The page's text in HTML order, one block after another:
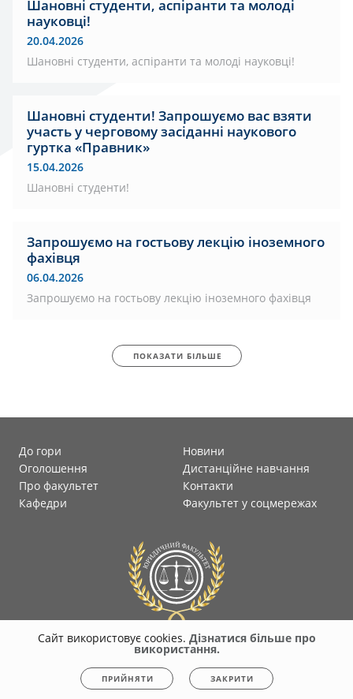
Шановні студенти, аспіранти та молоді
науковці!
20.04.2026
Шановні студенти, аспіранти та молоді науковці!
Шановні студенти! Запрошуємо вас взяти
участь у черговому засіданні наукового
гуртка «Правник»
15.04.2026
Шановні студенти!
Запрошуємо на гостьову лекцію іноземного
фахівця
06.04.2026
Запрошуємо на гостьову лекцію іноземного фахівця
ПОКАЗАТИ БІЛЬШЕ
До гори
Новини
Оголошення
Дистанційне навчання
Про факультет
Контакти
Кафедри
Факультет у соцмережах
faculty-law-polytec.stu.cn.ua Всі права захищені. Несанкціоноване
копіювання заборонено. Політика конфіденційності|
Сайт використовує cookies. Дізнатися більше про
використання.
ПРИЙНЯТИ ЗАКРИТИ